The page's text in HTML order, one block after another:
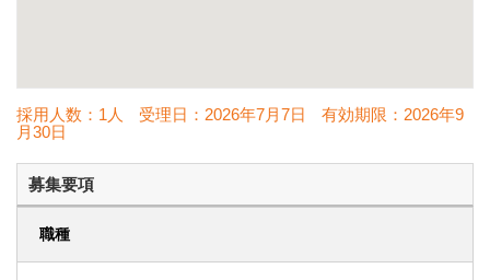
採用人数：1人 受理日： 2026年7月7日 有効期限： 2026年9
月30日
募集要項
職種